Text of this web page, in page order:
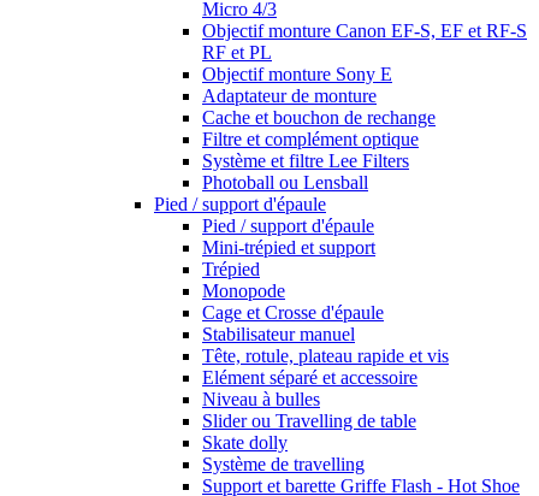
Micro 4/3
Objectif monture Canon EF-S, EF et RF-S
RF et PL
Objectif monture Sony E
Adaptateur de monture
Cache et bouchon de rechange
Filtre et complément optique
Système et filtre Lee Filters
Photoball ou Lensball
Pied / support d'épaule
Pied / support d'épaule
Mini-trépied et support
Trépied
Monopode
Cage et Crosse d'épaule
Stabilisateur manuel
Tête, rotule, plateau rapide et vis
Elément séparé et accessoire
Niveau à bulles
Slider ou Travelling de table
Skate dolly
Système de travelling
Support et barette Griffe Flash - Hot Shoe